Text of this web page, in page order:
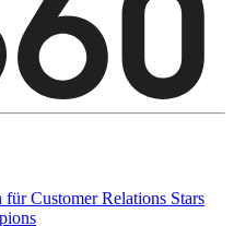
Customer Relations Stars